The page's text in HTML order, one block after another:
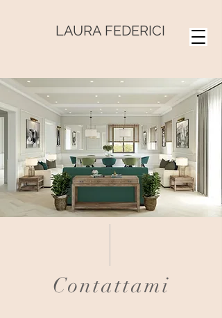
LAURA FEDERICI
Contattami